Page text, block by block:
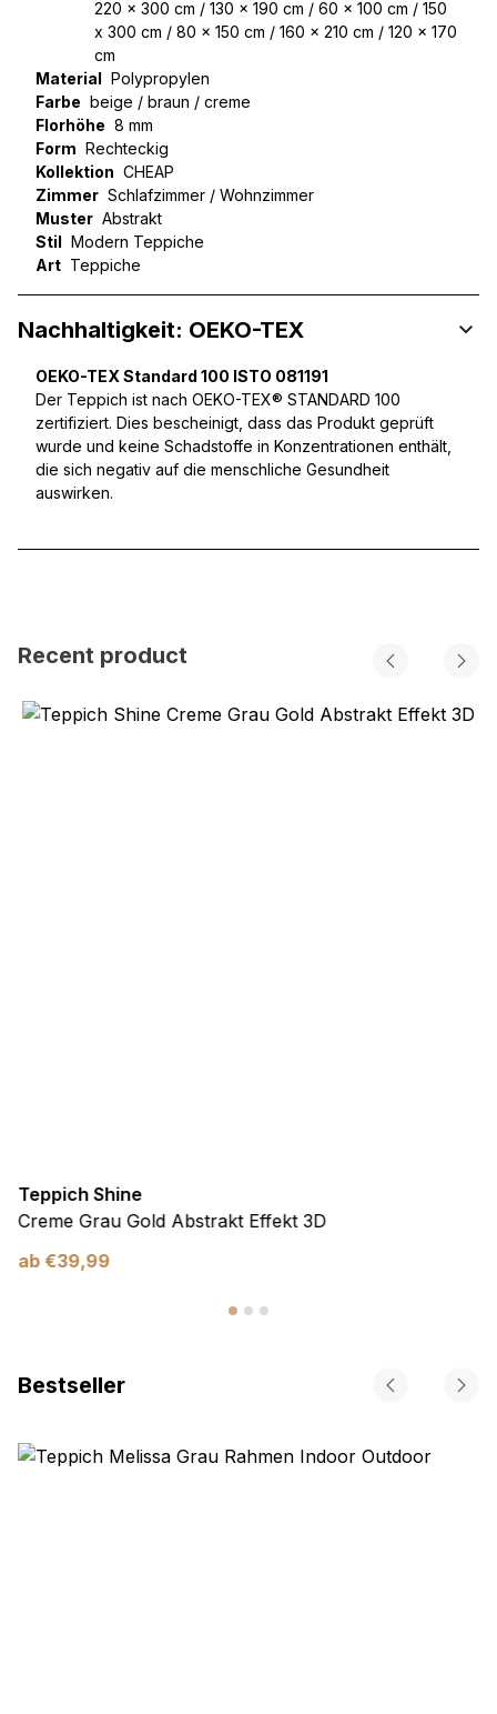
220 x 300 cm / 130 x 190 cm / 60 x 100 cm / 150
x 300 cm / 80 x 150 cm / 160 x 210 cm / 120 x 170
cm
Material Polypropylen
Farbe beige / braun / creme
Florhöhe 8 mm
Form Rechteckig
Kollektion CHEAP
Zimmer Schlafzimmer / Wohnzimmer
Muster Abstrakt
Stil Modern Teppiche
Art Teppiche
Nachhaltigkeit: OEKO-TEX
OEKO-TEX Standard 100 ISTO 081191
Der Teppich ist nach OEKO-TEX® STANDARD 100
zertifiziert. Dies bescheinigt, dass das Produkt geprüft
wurde und keine Schadstoffe in Konzentrationen enthält,
die sich negativ auf die menschliche Gesundheit
auswirken.
Recent product
Teppich Shine
Creme Grau Gold Abstrakt Effekt 3D
ab €39,99
Bestseller